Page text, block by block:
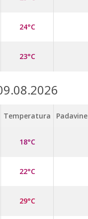
24°C
23°C
Temperatura Padavine
18°C
22°C
29°C